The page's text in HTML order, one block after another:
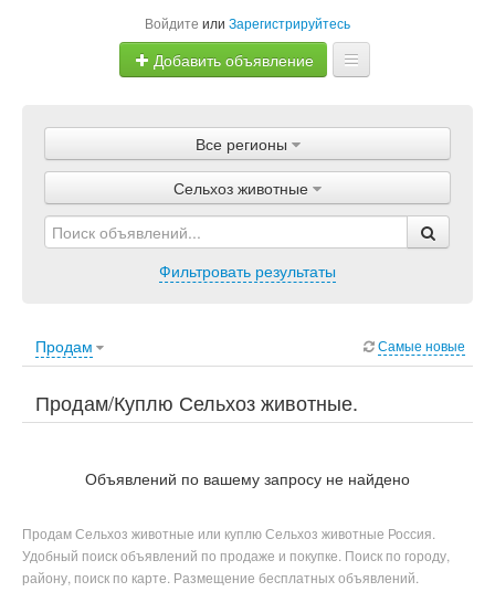
Войдите или Зарегистрируйтесь
Добавить объявление
Объявления
Магазины
Услуги
Все регионы
Сельхоз животные
Фильтровать результаты
Продам Самые новые
Продам/Куплю Сельхоз животные.
Объявлений по вашему запросу не найдено
Продам Сельхоз животные или куплю Сельхоз животные Россия.
Удобный поиск объявлений по продаже и покупке. Поиск по городу,
району, поиск по карте. Размещение бесплатных объявлений.